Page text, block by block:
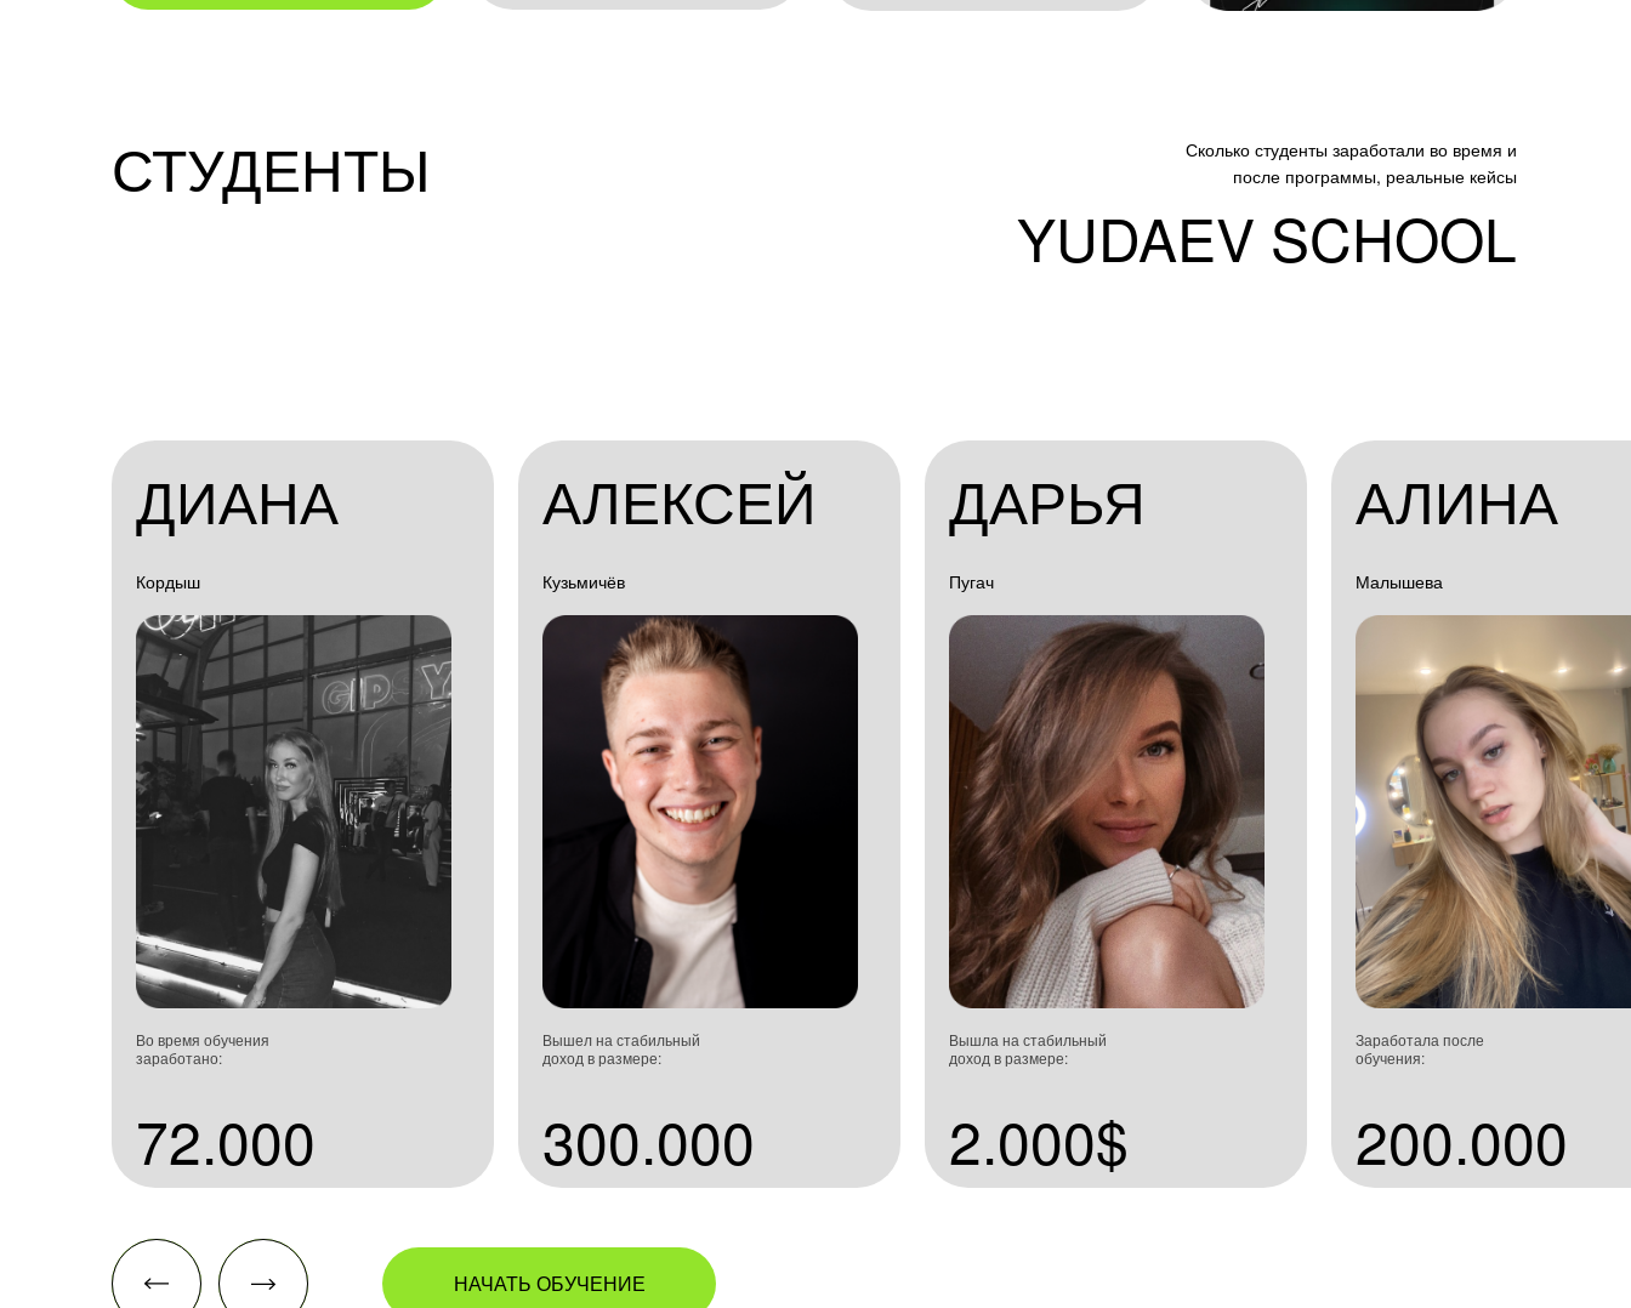
СТУДЕНТЫ
YUDAEV SCHOOL
Сколько студенты заработали во время и
после программы, реальные кейсы
Заработала после
обучения:
АЛИНА
Малышева
200.000
Вышла на стабильный
доход в размере:
ДАРЬЯ
Пугач
2.000$
Вышел на стабильный
доход в размере:
АЛЕКСЕЙ
Кузьмичёв
300.000
Во время обучения
заработано:
ДИАНА
Кордыш
72.000
НАЧАТЬ ОБУЧЕНИЕ